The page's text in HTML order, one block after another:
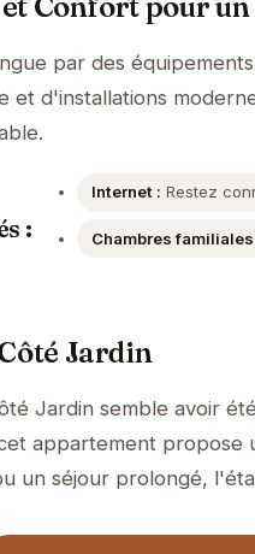
par des
et d'installations
:
Internet : Restez
Chambres familiales
Jardin
Jardin semble avoir
appartement propose
un séjour prolongé,